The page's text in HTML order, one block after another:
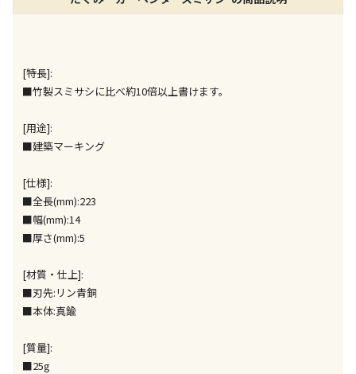
す
す
※ほか商品との同時購入はできません。お手数です
が、ご購入手続きを分けてお買い求めください
宅配のみでお届けする商品です（店舗受取は選択でき
ません）
※「宅配・店舗受取」「宅配のみ」マークの商品のみ
午前9時までのご注文確定した商品については、当日に
出荷いたします。
[特長]:
■竹製スミサシに比べ約10倍以上書けます。
[用途]:
■建築マーキング
[仕様]:
■全長(mm):223
■幅(mm):14
■厚さ(mm):5
[材質・仕上]:
■刃先:リン青銅
■本体:真鍮
[質量]:
■25g